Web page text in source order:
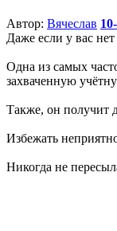
Автор: Вячеслав
Даже если у вас
Одна из самых
захваченную
Также, он получит
Избежать
Никогда не